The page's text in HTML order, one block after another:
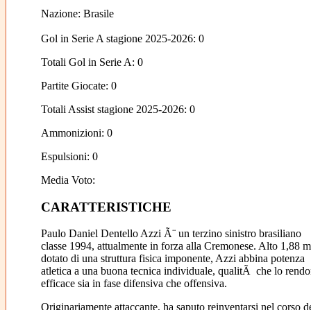
Nazione: Brasile
Gol in Serie A stagione 2025-2026: 0
Totali Gol in Serie A: 0
Partite Giocate: 0
Totali Assist stagione 2025-2026: 0
Ammonizioni: 0
Espulsioni: 0
Media Voto:
CARATTERISTICHE
Paulo Daniel Dentello Azzi Ã¨ un terzino sinistro brasiliano
classe 1994, attualmente in forza alla Cremonese. Alto 1,88
dotato di una struttura fisica imponente, Azzi abbina potenza
atletica a una buona tecnica individuale, qualitÃ che lo
efficace sia in fase difensiva che offensiva.
Originariamente attaccante, ha saputo reinventarsi nel corso